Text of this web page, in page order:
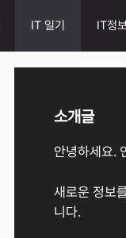
IT 일기 IT정
소개글
안녕하세요.
새로운 정보
니다.